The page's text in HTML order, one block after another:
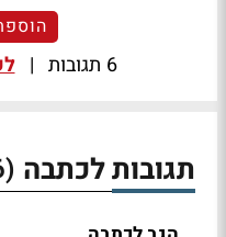
6 תגובות |
תגובות לכתבה (6)